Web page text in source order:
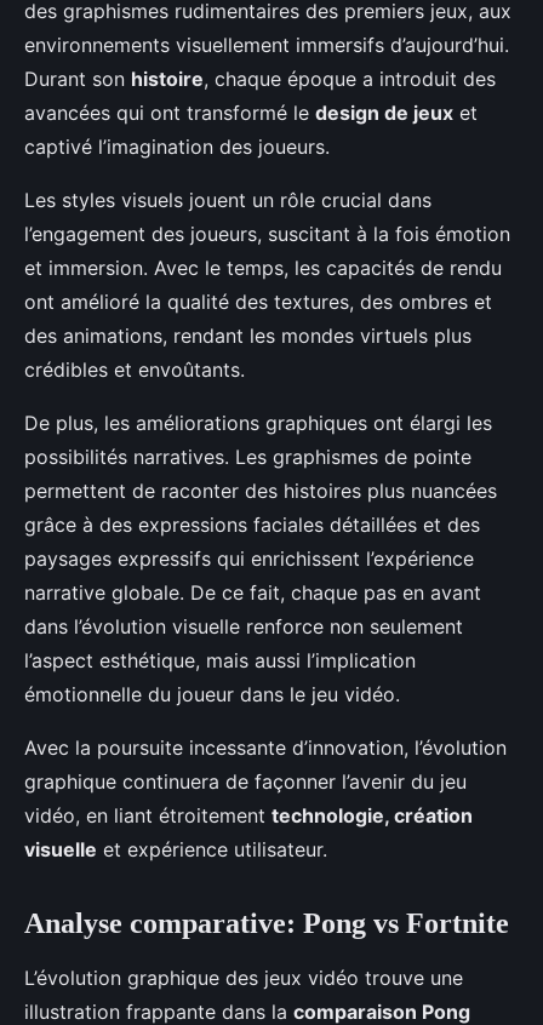
Edouard • 4 min de lecture
des graphismes rudimentaires des premiers jeux, aux
environnements visuellement immersifs d’aujourd’hui.
Durant son histoire, chaque époque a introduit des
avancées qui ont transformé le design de jeux et
captivé l’imagination des joueurs.
Les styles visuels jouent un rôle crucial dans
l’engagement des joueurs, suscitant à la fois émotion
et immersion. Avec le temps, les capacités de rendu
ont amélioré la qualité des textures, des ombres et
des animations, rendant les mondes virtuels plus
crédibles et envoûtants.
De plus, les améliorations graphiques ont élargi les
possibilités narratives. Les graphismes de pointe
permettent de raconter des histoires plus nuancées
grâce à des expressions faciales détaillées et des
paysages expressifs qui enrichissent l’expérience
narrative globale. De ce fait, chaque pas en avant
dans l’évolution visuelle renforce non seulement
l’aspect esthétique, mais aussi l’implication
émotionnelle du joueur dans le jeu vidéo.
Avec la poursuite incessante d’innovation, l’évolution
graphique continuera de façonner l’avenir du jeu
vidéo, en liant étroitement technologie, création
visuelle et expérience utilisateur.
Analyse comparative: Pong vs Fortnite
L’évolution graphique des jeux vidéo trouve une
illustration frappante dans la comparaison Pong